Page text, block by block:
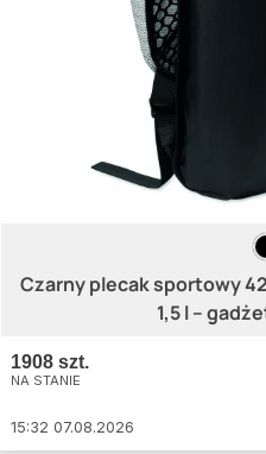
Czarny plecak sportowy
1,5 l –
1908 szt.
NA STANIE
15:32 07.08.2026